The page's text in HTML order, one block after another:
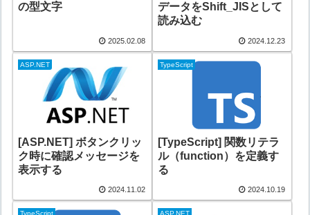
の型文字
2025.02.08
データをShift_JISとして
読み込む
2024.12.23
ASP.NET
[ASP.NET] ボタンクリッ
ク時に確認メッセージを
表示する
2024.11.02
TypeScript
[TypeScript] 関数リテラ
ル（function）を定義す
る
2024.10.19
TypeScript ASP.NET